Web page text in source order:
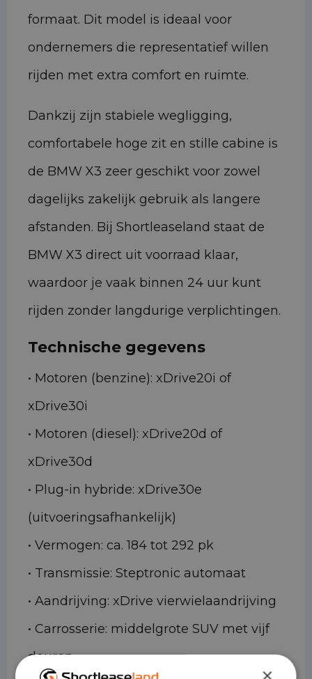
formaat. Dit model is ideaal voor
ondernemers die representatief willen
rijden met extra comfort en ruimte.
Dankzij zijn stabiele wegligging,
comfortabele hoge zit en stille cabine is
de BMW X3 zeer geschikt voor zowel
dagelijks zakelijk gebruik als langere
afstanden. Bij Shortleaseland staat de
BMW X3 direct uit voorraad klaar,
waardoor je vaak binnen 24 uur kunt
rijden zonder langdurige verplichtingen.
Technische gegevens
• Motoren (benzine): xDrive20i of
xDrive30i
• Motoren (diesel): xDrive20d of
xDrive30d
• Plug-in hybride: xDrive30e
(uitvoeringsafhankelijk)
• Vermogen: ca. 184 tot 292 pk
• Transmissie: Steptronic automaat
• Aandrijving: xDrive vierwielaandrijving
• Carrosserie: middelgrote SUV met vijf
deuren